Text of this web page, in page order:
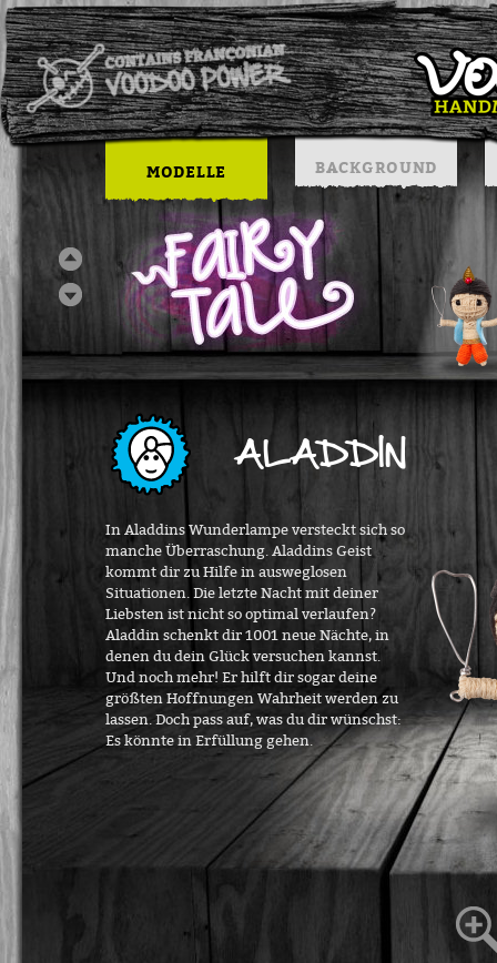
MODELLE BACKGROUND
ALADDIN
In Aladdins Wunderlampe versteckt sich so
manche Überraschung. Aladdins Geist
kommt dir zu Hilfe in ausweglosen
Situationen. Die letzte Nacht mit deiner
Liebsten ist nicht so optimal verlaufen?
Aladdin schenkt dir 1001 neue Nächte, in
denen du dein Glück versuchen kannst.
Und noch mehr! Er hilft dir sogar deine
größten Hoffnungen Wahrheit werden zu
lassen. Doch pass auf, was du dir wünschst:
Es könnte in Erfüllung gehen.